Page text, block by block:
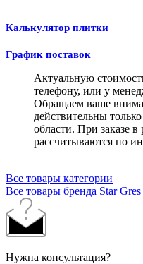
Калькулятор плитки
График поставок
Актуальную
телефону, или у
Обращаем ваше
действительны
области. При заказе
рассчитываются по
Все товары категории
Все товары бренда Star Gres
Нужна консультация?